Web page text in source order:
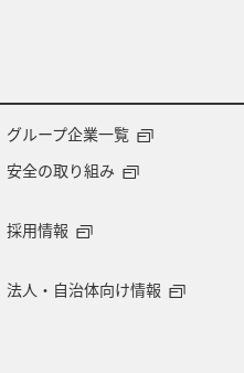
グループ企業一覧
安全の取り組み
採用情報
法人・自治体向け情報